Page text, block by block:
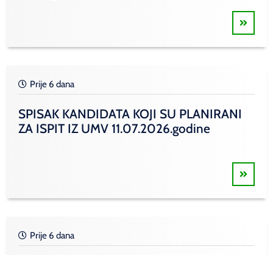
Prije 6 dana
SPISAK KANDIDATA KOJI SU PLANIRANI
ZA ISPIT IZ UMV 11.07.2026.godine
Prije 6 dana